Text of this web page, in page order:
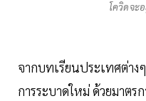
โควิดจะ
จากบทเรียนประเทศต่า
การระบาดใหม่ ด้วยมาตร